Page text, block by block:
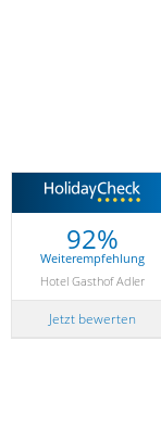
92%
Weiterempfehlung
Hotel Gasthof Adler
Jetzt bewerten